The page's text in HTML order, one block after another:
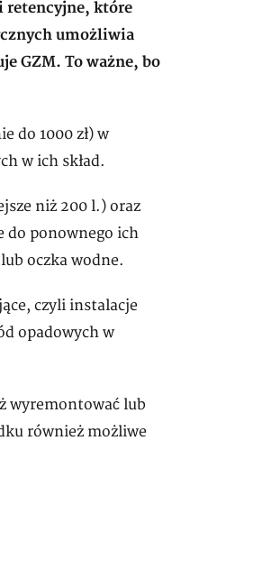
retencyjne, które
umożliwia
GZM. To ważne, bo
do 1000 zł) w
w ich skład.
niż 200 l.) oraz
do ponownego ich
oczka wodne.
czyli instalacje
opadowych w
wyremontować lub
również możliwe